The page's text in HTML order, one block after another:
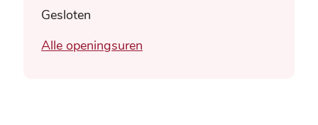
Gesloten
Alle openingsuren